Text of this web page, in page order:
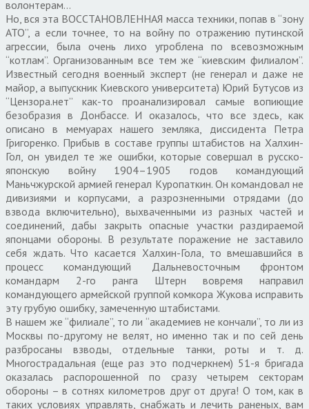
волонтерам…
Но, вся эта ВОССТАНОВЛЕННАЯ масса техники, попав в “зону
АТО”, а если точнее, то на войну по отражению путинской
агрессии, была очень лихо угроблена по всевозможным
“котлам”. Организованным все тем же “киевским филиалом”.
Известный сегодня военный эксперт (не генерал и даже не
майор, а выпускник Киевского университета) Юрий Бутусов из
“Цензора.нет” как-то проанализировал самые вопиющие
безобразия в Донбассе. И оказалось, что все здесь, как
описано в мемуарах нашего земляка, диссидента Петра
Григоренко. Прибыв в составе группы штабистов на Халхин-
Гол, он увидел те же ошибки, которые совершал в русско-
японскую войну 1904–1905 годов командующий
Маньчжурской армией генерал Куропаткин. Он командовал не
дивизиями и корпусами, а разрозненными отрядами (до
взвода включительно), выхваченными из разных частей и
соединений, дабы закрыть опасные участки раздираемой
японцами обороны. В результате поражение не заставило
себя ждать. Что касается Халхин-Гола, то вмешавшийся в
процесс командующий Дальневосточным фронтом
командарм 2-го ранга Штерн вовремя направил
командующего армейской группой комкора Жукова исправить
эту грубую ошибку, замеченную штабистами.
В нашем же “филиале”, то ли “академиев не кончали”, то ли из
Москвы по-другому не велят, но именно так и по сей день
разбросаны взводы, отдельные танки, роты и т. д.
Многострадальная (еще раз это подчеркнем) 51-я бригада
оказалась распорошенной по сразу четырем секторам
обороны – в сотнях километров друг от друга! О том, как в
таких условиях управлять, снабжать и лечить раненых, вам